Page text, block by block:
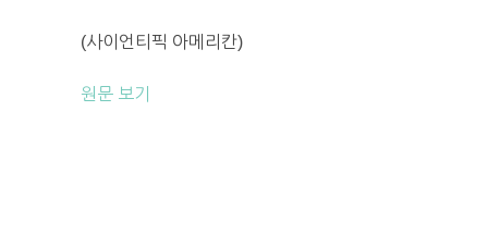
(사이언티픽 아메리칸)
원문 보기